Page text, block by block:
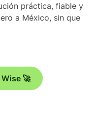
práctica, fiable y
a México, sin que
🚀